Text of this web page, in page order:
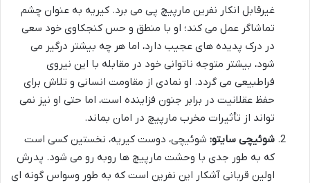
غیرقابل انکار نفرین مارپیچ پی می برد. کیریه به عنوان چشم
تماشاگر عمل می کند؛ او با منطق و حس کنجکاوی خود سعی
در درک پدیده های عجیب دارد، اما هر چه بیشتر درگیر می
شود، بیشتر متوجه ناتوانی خود در مقابله با این نیروی
فراطبیعی می گردد. او نمادی از مقاومت انسانی و تلاش برای
حفظ عقلانیت در برابر جنون فزاینده است، اما حتی او نیز نمی
تواند از تأثیرات مخرب مارپیچ در امان بماند.
شوئیچی سایتو: شوئیچی، دوست کیریه، نخستین کسی است
که به طور جدی با وحشت مارپیچ ها روبه رو می شود. پدرش
اولین قربانی آشکار این نفرین است که به طور وسواس گونه ای